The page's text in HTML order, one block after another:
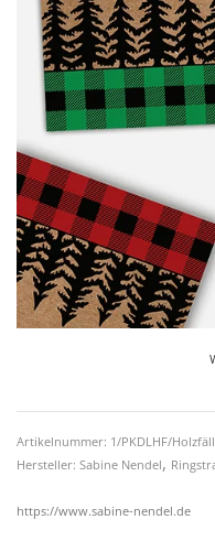
Artikelnummer: 1/PKDLHF/
Hersteller: Sabine Nendel,
https://www.sabine-nendel.de